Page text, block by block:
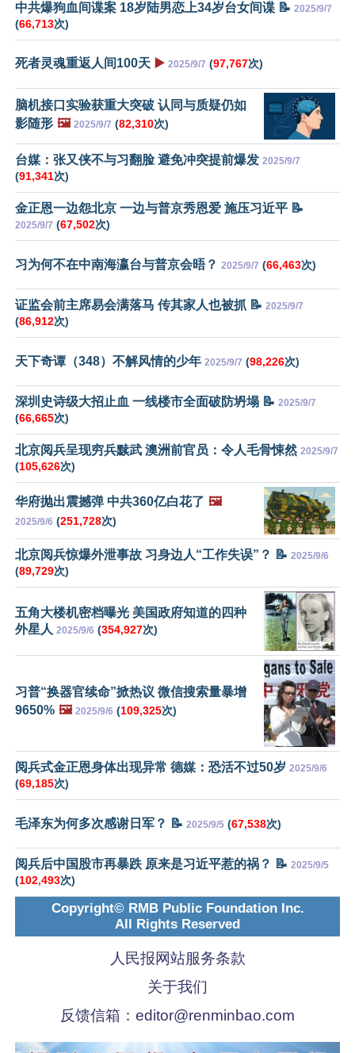
中共爆狗血间谍案 18岁陆男恋上34岁台女间谍 📝 2025/9/7
(66,713次)
死者灵魂重返人间100天 ▶️ 2025/9/7 (97,767次)
脑机接口实验获重大突破 认同与质疑仍如
影随形 🖼️ 2025/9/7 (82,310次)
台媒：张又侠不与习翻脸 避免冲突提前爆发 2025/9/7
(91,341次)
金正恩一边怨北京 一边与普京秀恩爱 施压习近平 📝
2025/9/7 (67,502次)
习为何不在中南海瀛台与普京会晤？ 2025/9/7 (66,463次)
证监会前主席易会满落马 传其家人也被抓 📝 2025/9/7
(86,912次)
天下奇谭（348）不解风情的少年 2025/9/7 (98,226次)
深圳史诗级大招止血 一线楼市全面破防坍塌 📝 2025/9/7
(66,665次)
北京阅兵呈现穷兵黩武 澳洲前官员：令人毛骨悚然 2025/9/7
(105,626次)
华府抛出震撼弹 中共360亿白花了 🖼️
2025/9/6 (251,728次)
北京阅兵惊爆外泄事故 习身边人“工作失误”？ 📝 2025/9/6
(89,729次)
五角大楼机密档曝光 美国政府知道的四种
外星人 2025/9/6 (354,927次)
习普“换器官续命”掀热议 微信搜索量暴增
9650% 🖼️ 2025/9/6 (109,325次)
阅兵式金正恩身体出现异常 德媒：恐活不过50岁 2025/9/6
(69,185次)
毛泽东为何多次感谢日军？ 📝 2025/9/5 (67,538次)
阅兵后中国股市再暴跌 原来是习近平惹的祸？ 📝 2025/9/5
(102,493次)
Copyright© RMB Public Foundation Inc.
All Rights Reserved
人民报网站服务条款
关于我们
反馈信箱： editor@renminbao.com